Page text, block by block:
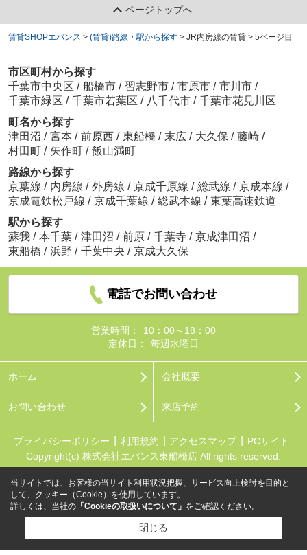
ページトップへ
賃貸SHOPエバンス > (賃貸)路線・駅から探す > JR内房線の賃貸 > 5ページ目
市区町村から探す
千葉市中央区 / 船橋市 / 習志野市 / 市原市 / 市川市 /
千葉市緑区 / 千葉市若葉区 / 八千代市 / 千葉市花見川区
町名から探す
津田沼 / 宮本 / 前原西 / 東船橋 / 末広 / 大久保 / 藤崎 /
村田町 / 矢作町 / 飯山満町
路線から探す
京葉線 / 内房線 / 外房線 / 京成千原線 / 総武線 / 京成本線 /
京成電鉄松戸線 / 京成千葉線 / 総武本線 / 東葉高速鉄道
駅から探す
蘇我 / 本千葉 / 津田沼 / 前原 / 千葉寺 / 京成津田沼 /
東船橋 / 浜野 / 千葉中央 / 京成大久保
電話でお問い合わせ
営業時間：
10：00～18：00
定休日：
毎週水曜日
ホーム 会社概要
お問い合わせ 来店予約
プライバシーポリシー 利用規約 アクセスマップ
PCサイト
Copyright(c) 株式会社エバンス東船橋店 All rights reserved.
当サイトでは、お客様の当サイト利用状況把握、サービス向上検討を目的と
して、クッキー（Cookie）を使用しています。
詳しくは、当社の 「Cookieの取扱いについて」 をご確認ください。
閉じる